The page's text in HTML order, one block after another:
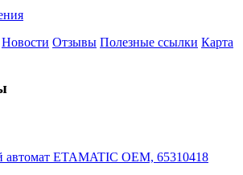
Новости Отзывы Полезные ссылки Карта
автомат ETAMATIC OEM, 65310418